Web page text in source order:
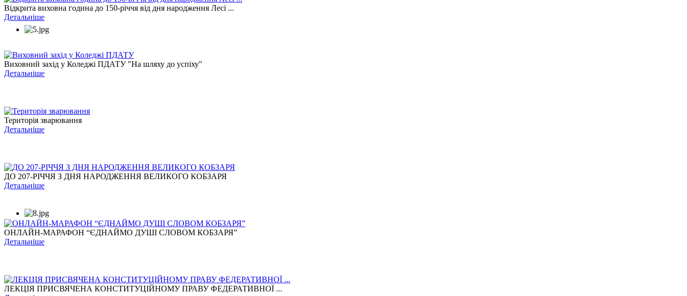
Відкрита виховна година до 150-річчя від дня народження Лесі ...
Детальніше
Виховний захід у Коледжі ПДАТУ "На шляху до успіху"
Детальніше
Територія зварювання
Детальніше
ДО 207-РІЧЧЯ З ДНЯ НАРОДЖЕННЯ ВЕЛИКОГО КОБЗАРЯ
Детальніше
ОНЛАЙН-МАРАФОН “ЄДНАЙМО ДУШІ СЛОВОМ КОБЗАРЯ”
Детальніше
ЛЕКЦІЯ ПРИСВЯЧЕНА КОНСТИТУЦІЙНОМУ ПРАВУ ФЕДЕРАТИВНОЇ ...